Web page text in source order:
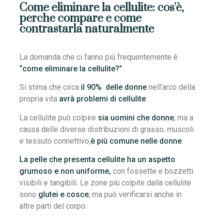
Come eliminare la cellulite: cos'è,
perche compare e come
contrastarla naturalmente
La domanda che ci fanno più frequentemente è
“come eliminare la cellulite?”
Si stima che circa il 90% delle donne nell’arco della
propria vita avrà problemi di cellulite.
La cellulite può colpire sia uomini che donne, ma a
causa delle diverse distribuzioni di grasso, muscoli
e tessuto connettivo,è più comune nelle donne
La pelle che presenta cellulite ha un aspetto
grumoso e non uniforme, con fossette e bozzetti
visibili e tangibili. Le zone più colpite dalla cellulite
sono glutei e cosce; ma può verificarsi anche in
altre parti del corpo.